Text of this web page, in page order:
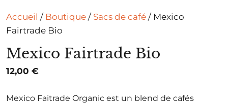
Accueil / Boutique / Sacs de café / Mexico
Fairtrade Bio
Mexico Fairtrade Bio
12,00 €
Mexico Faitrade Organic est un blend de cafés